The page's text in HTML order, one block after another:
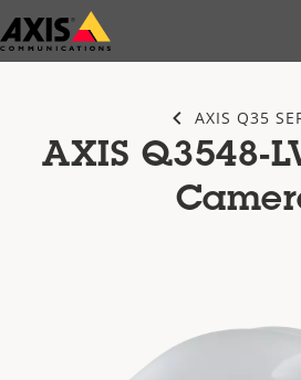
メ
イ
AXIS Q35
AXIS Q3548-